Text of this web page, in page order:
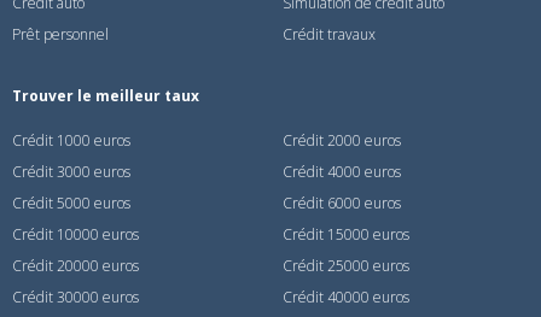
Prêt personnel
Crédit travaux
Trouver le meilleur taux
Crédit 1000 euros
Crédit 2000 euros
Crédit 3000 euros
Crédit 4000 euros
Crédit 5000 euros
Crédit 6000 euros
Crédit 10000 euros
Crédit 15000 euros
Crédit 20000 euros
Crédit 25000 euros
Crédit 30000 euros
Crédit 40000 euros